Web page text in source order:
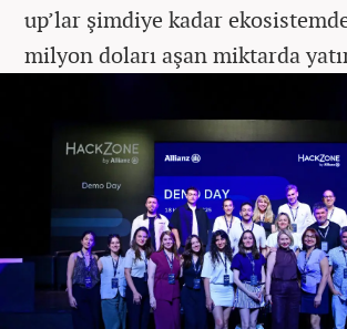
up’lar şimdiye kadar
milyon doları aşan miktarda